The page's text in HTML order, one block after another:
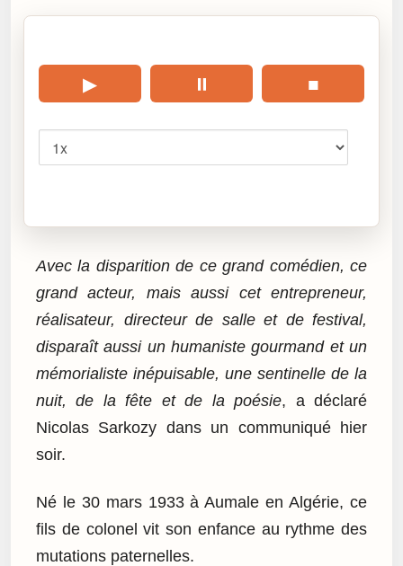
▶ ⏸ ■
Avec la disparition de ce grand comédien, ce
grand acteur, mais aussi cet entrepreneur,
réalisateur, directeur de salle et de festival,
disparaît aussi un humaniste gourmand et un
mémorialiste inépuisable, une sentinelle de la
nuit, de la fête et de la poésie, a déclaré
Nicolas Sarkozy dans un communiqué hier
soir.
Né le 30 mars 1933 à Aumale en Algérie, ce
fils de colonel vit son enfance au rythme des
mutations paternelles.